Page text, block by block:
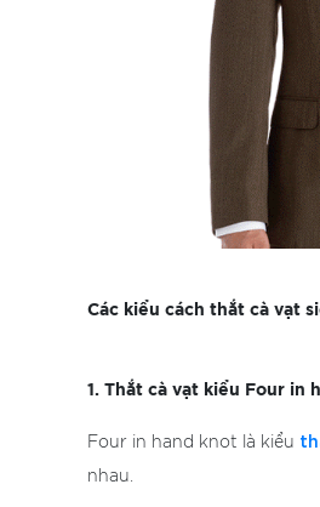
Các kiểu cách thắt cà vạt
1. Thắt cà vạt kiểu Four in
Four in hand knot là kiểu
nhau.